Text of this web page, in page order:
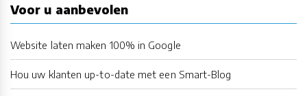
Voor u aanbevolen
Website laten maken 100% in Google
Hou uw klanten up-to-date met een Smart-Blog